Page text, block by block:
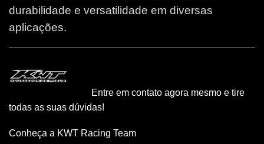
durabilidade e versatilidade em diversas
aplicações.
Entre em contato agora mesmo e tire
todas as suas dúvidas!
Conheça a KWT Racing Team